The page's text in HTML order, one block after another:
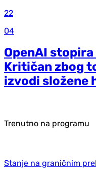
22
04
OpenAI
Kritičan zbog
izvodi složene
Trenutno na programu
Stanje na graničnim